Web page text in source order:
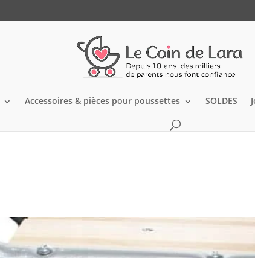
Accessoires & pièces pour poussettes SOLDES